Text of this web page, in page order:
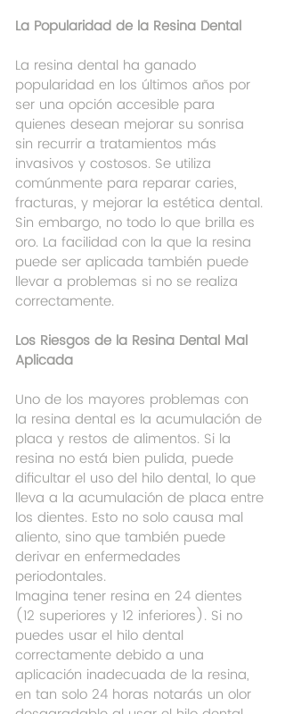
La Popularidad de la Resina Dental
La resina dental ha ganado
popularidad en los últimos años por
ser una opción accesible para
quienes desean mejorar su sonrisa
sin recurrir a tratamientos más
invasivos y costosos. Se utiliza
comúnmente para reparar caries,
fracturas, y mejorar la estética dental.
Sin embargo, no todo lo que brilla es
oro. La facilidad con la que la resina
puede ser aplicada también puede
llevar a problemas si no se realiza
correctamente.
Los Riesgos de la Resina Dental Mal
Aplicada
Uno de los mayores problemas con
la resina dental es la acumulación de
placa y restos de alimentos. Si la
resina no está bien pulida, puede
dificultar el uso del hilo dental, lo que
lleva a la acumulación de placa entre
los dientes. Esto no solo causa mal
aliento, sino que también puede
derivar en enfermedades
periodontales.
Imagina tener resina en 24 dientes
(12 superiores y 12 inferiores). Si no
puedes usar el hilo dental
correctamente debido a una
aplicación inadecuada de la resina,
en tan solo 24 horas notarás un olor